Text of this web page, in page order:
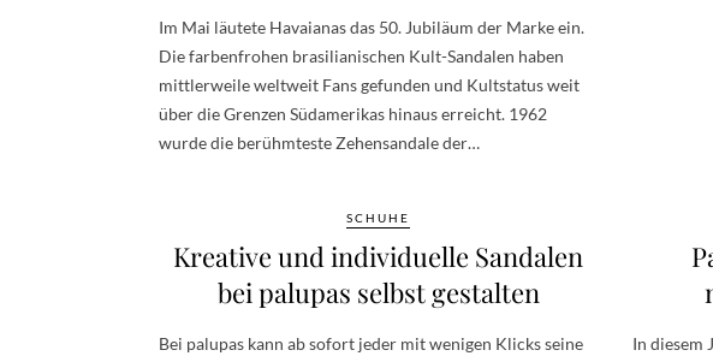
Im Mai läutete Havaianas das 50. Jubiläum der Marke ein.
Die farbenfrohen brasilianischen Kult-Sandalen haben
mittlerweile weltweit Fans gefunden und Kultstatus weit
über die Grenzen Südamerikas hinaus erreicht. 1962
wurde die berühmteste Zehensandale der…
SCHUHE
Kreative und individuelle Sandalen
bei palupas selbst gestalten
Bei palupas kann ab sofort jeder mit wenigen Klicks seine
In diesem